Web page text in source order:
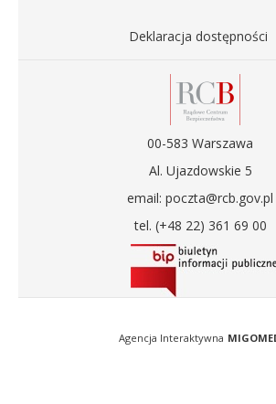
Deklaracja dostępności
00-583 Warszawa
Al. Ujazdowskie 5
email: poczta@rcb.gov.pl
tel. (+48 22) 361 69 00
Agencja Interaktywna